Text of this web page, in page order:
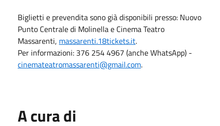
Biglietti e prevendita sono già disponibili presso: Nuovo
Punto Centrale di Molinella e Cinema Teatro
Massarenti, massarenti.18tickets.it.
Per informazioni: 376 254 4967 (anche WhatsApp) -
cinemateatromassarenti@gmail.com.
A cura di